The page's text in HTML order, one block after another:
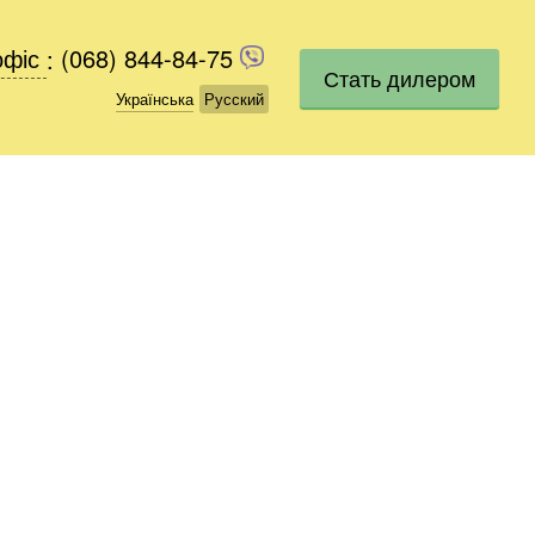
(068) 844-84-75
Українська Русский
: (068) 844-84-75
Українська Русский
Стать дилером